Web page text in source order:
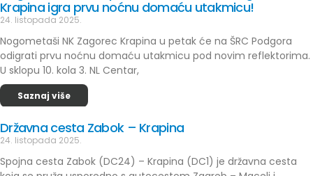
Krapina igra prvu noćnu domaću utakmicu!
24. listopada 2025.
Nogometaši NK Zagorec Krapina u petak će na ŠRC Podgora
odigrati prvu noćnu domaću utakmicu pod novim reflektorima.
U sklopu 10. kola 3. NL Centar,
Saznaj više
Državna cesta Zabok – Krapina
24. listopada 2025.
Spojna cesta Zabok (DC24) – Krapina (DC1) je državna cesta